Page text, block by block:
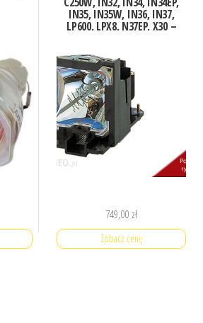
IN35, IN35W, IN36, IN37,
LP600, LPX8, N37EP, X30 –
749,00 zł
Zobacz cenę